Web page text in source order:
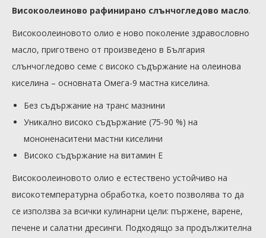
Високоолеиново рафинирано слънчогледово масло.
Високоолеиновото олио е ново поколение здравословно
масло, приготвено от произведено в България
слънчогледово семе с високо съдържание на олеинова
киселина – основната Омега-9 мастна киселина.
Без съдържание на транс мазнини
Уникално високо съдържание (75-90 %) на
мононенаситени мастни киселини
Високо съдържание на витамин Е
Високоолеиновото олио е естествено устойчиво на
високотемпературна обработка, което позволява то да
се използва за всички кулинарни цели: пържене, варене,
печене и салатни дресинги. Подходящо за продължителна